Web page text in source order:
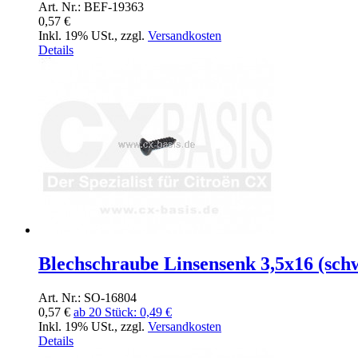
Art. Nr.: BEF-19363
0,57 €
Inkl. 19% USt., zzgl. Versandkosten
Details
Blechschraube Linsensenk 3,5x16
Art. Nr.: SO-16804
0,57 € ab 20 Stück: 0,49 €
Inkl. 19% USt., zzgl. Versandkosten
Details